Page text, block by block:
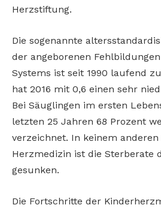
Herzstiftung.
Die sogenannte
der angeborenen
Systems ist seit 1990 laufend
hat 2016 mit 0,6 einen sehr
Bei Säuglingen im ersten
letzten 25 Jahren 68 Prozent
verzeichnet. In keinem
Herzmedizin ist die Sterberate
gesunken.
Die Fortschritte der